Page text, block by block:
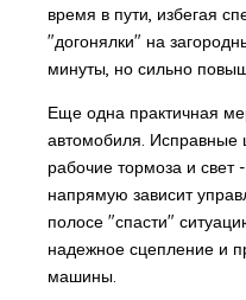
время в пути, избегая
"догонялки" на
минуты, но сильно
Еще одна практичная
автомобиля. Исправные
рабочие тормоза и свет
напрямую зависит
полосе "спасти"
надежное сцепление и
машины.